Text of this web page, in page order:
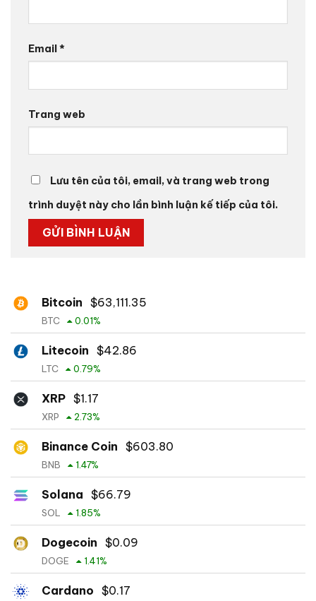
Email*
Trang web
Lưu tên của tôi, email, và trang web trong
trình duyệt này cho lần bình luận kế tiếp của tôi.
Bitcoin $63,111.35
BTC 0.01%
Litecoin $42.86
LTC 0.79%
XRP $1.17
XRP 2.73%
Binance Coin $603.80
BNB 1.47%
Solana $66.79
SOL 1.85%
Dogecoin $0.09
DOGE 1.41%
Cardano $0.17